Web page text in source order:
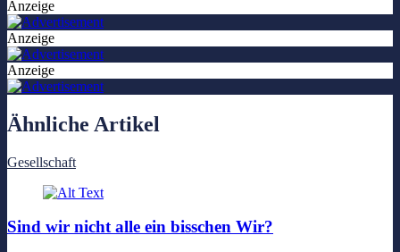
Anzeige
Anzeige
Anzeige
Ähnliche Artikel
Gesellschaft
Sind wir nicht alle ein bisschen Wir?